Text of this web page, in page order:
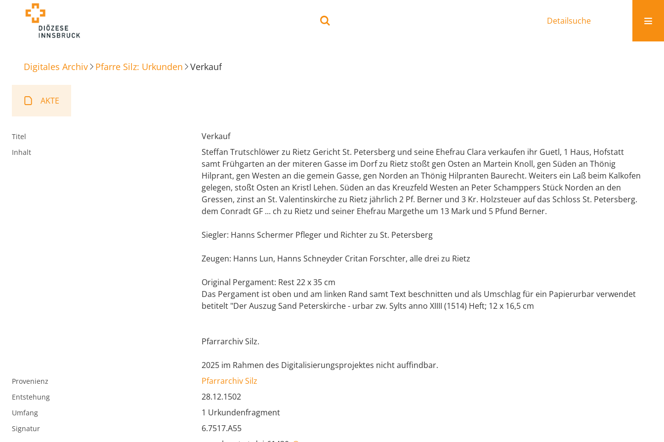
Detailsuche
Digitales Archiv Pfarre Silz: Urkunden Verkauf
AKTE
Titel Verkauf
Inhalt
Steffan Trutschlöwer zu Rietz Gericht St. Petersberg und seine Ehefrau Clara verkaufen ihr Guetl, 1 Haus, Hofstatt
samt Frühgarten an der miteren Gasse im Dorf zu Rietz stoßt gen Osten an Martein Knoll, gen Süden an Thönig
Hilprant, gen Westen an die gemein Gasse, gen Norden an Thönig Hilpranten Baurecht. Weiters ein Laß beim Kalkofen
gelegen, stoßt Osten an Kristl Lehen. Süden an das Kreuzfeld Westen an Peter Schamppers Stück Norden an den
Gressen, zinst an St. Valentinskirche zu Rietz jährlich 2 Pf. Berner und 3 Kr. Holzsteuer auf das Schloss St. Petersberg.
dem Conradt GF ... ch zu Rietz und seiner Ehefrau Margethe um 13 Mark und 5 Pfund Berner.
Siegler: Hanns Schermer Pfleger und Richter zu St. Petersberg
Zeugen: Hanns Lun, Hanns Schneyder Critan Forschter, alle drei zu Rietz
Original Pergament: Rest 22 x 35 cm
Das Pergament ist oben und am linken Rand samt Text beschnitten und als Umschlag für ein Papierurbar verwendet
betitelt "Der Auszug Sand Peterskirche - urbar zw. Sylts anno XIIII (1514) Heft; 12 x 16,5 cm
Pfarrarchiv Silz.
2025 im Rahmen des Digitalisierungsprojektes nicht auffindbar.
Provenienz Pfarrarchiv Silz
Entstehung 28.12.1502
Umfang 1 Urkundenfragment
Signatur 6.7517.A55